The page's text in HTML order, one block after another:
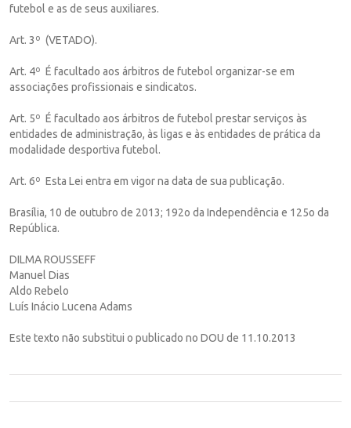
futebol e as de seus auxiliares.
Art. 3º (VETADO).
Art. 4º É facultado aos árbitros de futebol organizar-se em
associações profissionais e sindicatos.
Art. 5º É facultado aos árbitros de futebol prestar serviços às
entidades de administração, às ligas e às entidades de prática da
modalidade desportiva futebol.
Art. 6º Esta Lei entra em vigor na data de sua publicação.
Brasília, 10 de outubro de 2013; 192o da Independência e 125o da
República.
DILMA ROUSSEFF
Manuel Dias
Aldo Rebelo
Luís Inácio Lucena Adams
Este texto não substitui o publicado no DOU de 11.10.2013